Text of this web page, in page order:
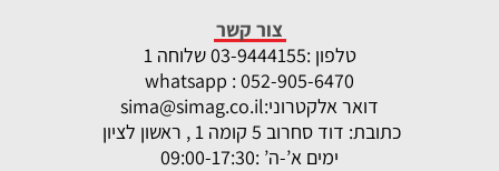
צור קשר
טלפון :
03-9444155 שלוחה 1
whatsapp : 052-905-6470
דואר אלקטרוני:sima@simag.co.il
כתובת: דוד סחרוב 5 קומה 1 , ראשון לציון
ימים א’-ה’ :09:00-17:30